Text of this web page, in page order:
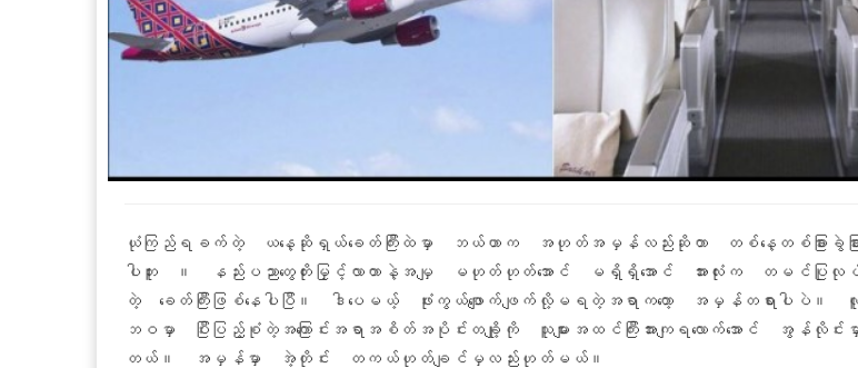
ယုံကြည်ရခက်တဲ့ ယနေ့ဆိုရှယ်ခေတ်ကြီးထဲမှာ ဘယ်ဟာက အဟုတ်အမှန်လည်းဆိုတာ တစ်နေ့တစ်ခြားခွဲခ
ပါဘူး ။ နည်းပညာတွေတိုးမြှင့်လာတာနဲ့အမျှ မဟုတ်ဟုတ်အောင် မရှိရှိအောင် အားလုံးက တမင်ပြု
တဲ့ ခေတ်ကြီးဖြစ်နေပါပြီ။ ဒါပေမယ့် ဖုံးကွယ်ဖျောက်ဖျက်လို့မရတဲ့အရာကတော့ အမှန်တရားပါ
ဘဝမှာ ပြီးပြည့်စုံတဲ့အကြောင်းအရာအစိတ်အပိုင်းတချို့ကို သူများအထင်ကြီးအားကျရလောက်အောင် အွန်လိုင်း
တယ်။ အမှန်မှာ အဲ့တိုင်း တကယ်ဟုတ်ချင်မှလည်းဟုတ်မယ်။